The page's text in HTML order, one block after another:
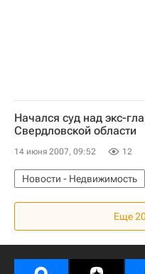
Начался суд над экс-
Свердловской области
14 июня 2007, 09:52 12
Новости - Недвижимость
Еще